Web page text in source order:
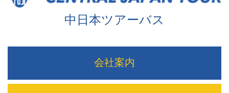
中日本ツアーバス
会社案内